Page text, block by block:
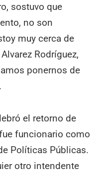
sostuvo que
no son
muy cerca de
Rodríguez,
ponernos de
el retorno de
funcionario como
Políticas Públicas.
otro intendente